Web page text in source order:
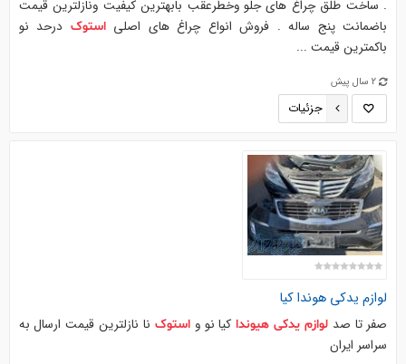
. ساخت طلق چراغ های جلو وخطرعقب بابهترین کیفیت ونازلترین قیمت
باضمانت پنج ساله . فروش انواع چراغ های اصلیاستوک درحد نو
باکمترین قیمت ...
2 سال پیش
جزئیات
لوازم یدکی هوندا کیا
صفر تا صدلوازم یدکی هیونداکیا نو واستوک نا نازلترین قیمت ارسال به
سراسر ایران